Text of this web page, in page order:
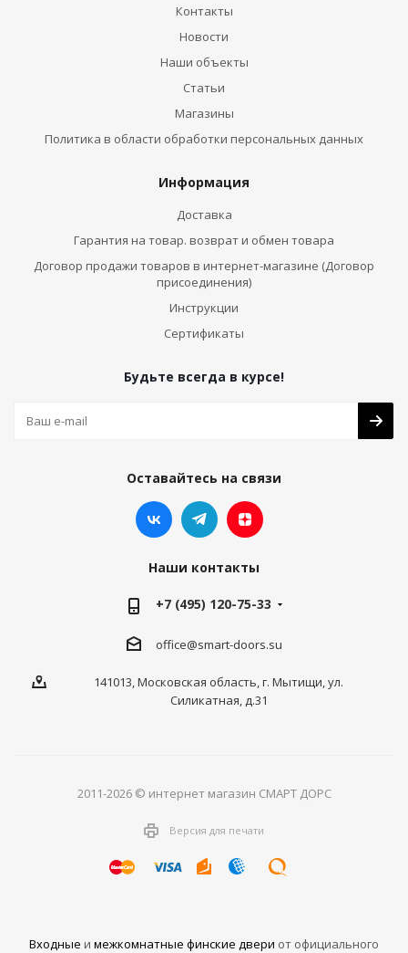
Контакты
Новости
Наши объекты
Статьи
Магазины
Политика в области обработки персональных данных
Информация
Доставка
Гарантия на товар. возврат и обмен товара
Договор продажи товаров в интернет-магазине (Договор
присоединения)
Инструкции
Сертификаты
Будьте всегда в курсе!
Оставайтесь на связи
Наши контакты
+7 (495) 120-75-33
office@smart-doors.su
141013, Московская область, г. Мытищи, ул.
Силикатная, д.31
2011-2026 © интернет магазин СМАРТ ДОРС
Версия для печати
Входные и межкомнатные финские двери от официального